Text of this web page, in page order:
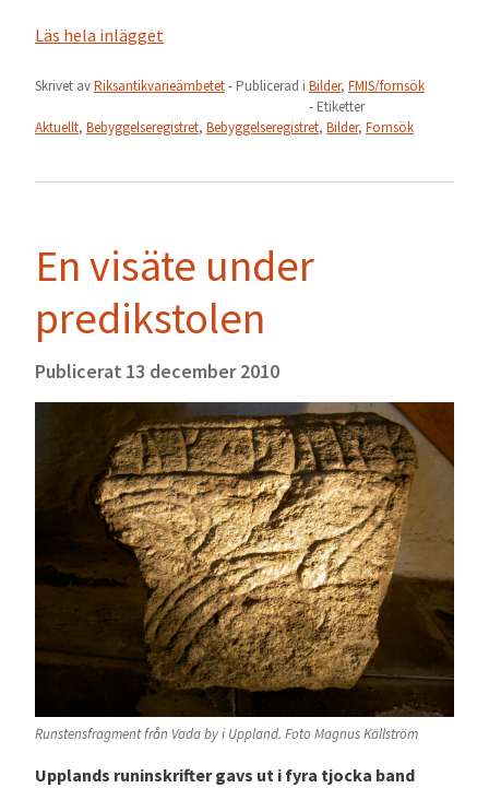
Läs hela inlägget
Skrivet avRiksantikvarieämbetet- Publicerad i Bilder, FMIS/fornsök
- Etiketter
Aktuellt, Bebyggelseregistret, Bebyggelseregistret, Bilder, Fornsök
En visäte under
predikstolen
Publicerat 13 december 2010
Runstensfragment från Vada by i Uppland. Foto Magnus Källström
Upplands runinskrifter gavs ut i fyra tjocka band